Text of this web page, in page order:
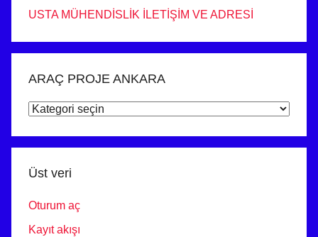
USTA MÜHENDİSLİK İLETİŞİM VE ADRESİ
ARAÇ PROJE ANKARA
ARAÇ
ANKARA
Üst veri
Oturum aç
Kayıt akışı